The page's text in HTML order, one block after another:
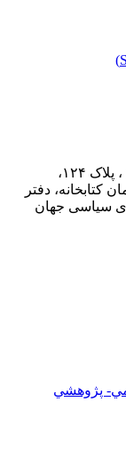
پاسداران، گلستان یکم (شهید مؤمن نژاد) ، پلاک ۱۲۴،
دفتر
سیاسی جهان
پژوهشي